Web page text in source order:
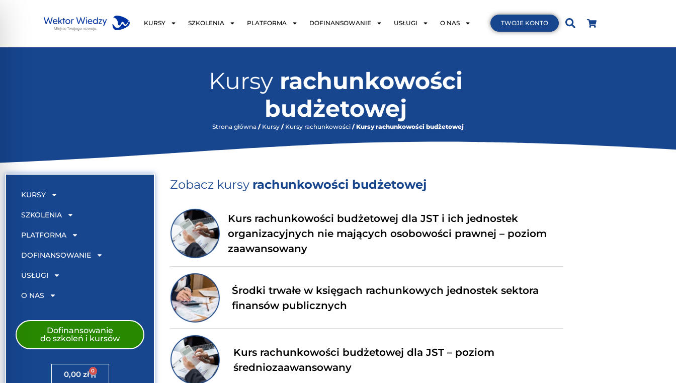
KURSY SZKOLENIA PLATFORMA DOFINANSOWANIE USŁUGI O NAS TWOJE KONTO
Kursyrachunkowości
budżetowej
Strona główna / Kursy / Kursy rachunkowości / Kursy rachunkowości budżetowej
KURSY
SZKOLENIA
PLATFORMA
DOFINANSOWANIE
USŁUGI
O NAS
Dofinansowanie
do szkoleń i kursów
0,00 zł 0
Zobacz kursy rachunkowości budżetowej
Kurs rachunkowości budżetowej dla JST i ich jednostek
organizacyjnych nie mających osobowości prawnej – poziom
zaawansowany
Środki trwałe w księgach rachunkowych jednostek sektora
finansów publicznych
Kurs rachunkowości budżetowej dla JST – poziom
średniozaawansowany